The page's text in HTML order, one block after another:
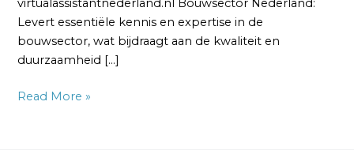
virtualassistantnederland.nl Bouwsector Nederland:
Levert essentiële kennis en expertise in de
bouwsector, wat bijdraagt aan de kwaliteit en
duurzaamheid […]
Read More »